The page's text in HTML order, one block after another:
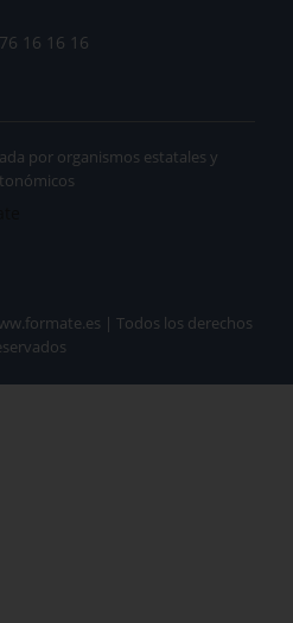
16 16 16
| Todos los derechos
por organismos estatales y